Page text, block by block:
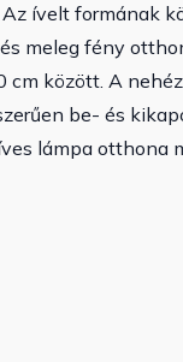
ívelt formának
meleg fény
cm között. A
be- és
lámpa otthona